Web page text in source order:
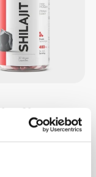
mg 30 veg caps